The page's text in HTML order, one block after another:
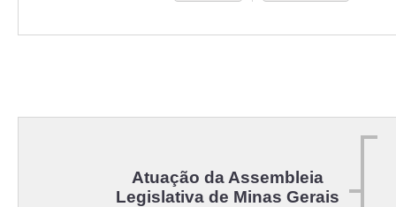
Atuação da Assembleia
Legislativa de Minas Gerais